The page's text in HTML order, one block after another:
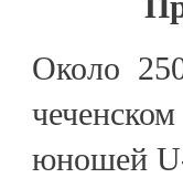
Около
юношей